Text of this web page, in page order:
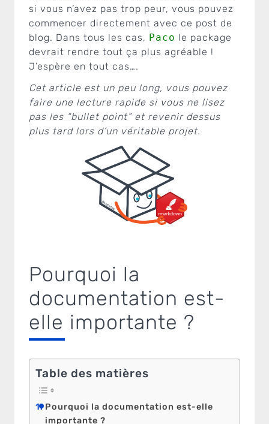
si vous n’avez pas trop peur, vous pouvez
commencer directement avec ce post de
blog. Dans tous les cas, Paco le package
devrait rendre tout ça plus agréable !
J’espère en tout cas….
Cet article est un peu long, vous pouvez
faire une lecture rapide si vous ne lisez
pas les “bullet point” et revenir dessus
plus tard lors d’un véritable projet.
Pourquoi la
documentation est-
elle importante ?
Table des matières
Pourquoi la documentation est-elle
importante ?